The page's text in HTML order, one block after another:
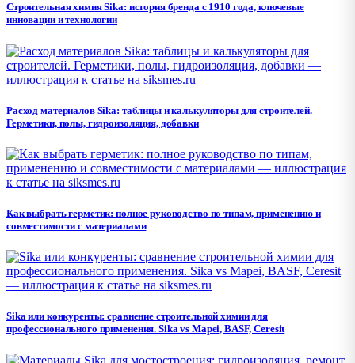
Строительная химия Sika: история бренда с 1910 года, ключевые
инновации и технологии
Расход материалов Sika: таблицы и калькуляторы для строителей.
Герметики, полы, гидроизоляция, добавки
Как выбрать герметик: полное руководство по типам, применению и
совместимости с материалами
Sika или конкуренты: сравнение строительной химии для
профессионального применения. Sika vs Mapei, BASF, Ceresit